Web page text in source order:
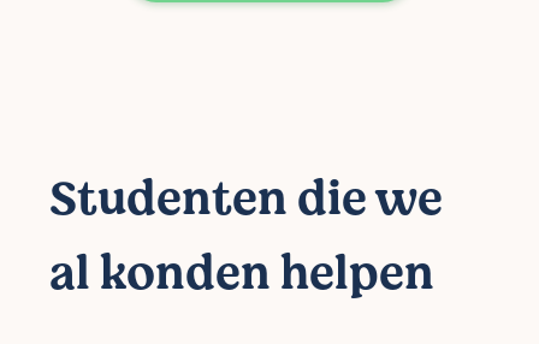
Studenten die we
al konden helpen